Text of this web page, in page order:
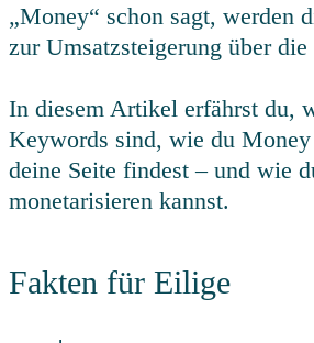
„Money“ schon sagt, werden
zur Umsatzsteigerung über
In diesem Artikel erfährst du,
Keywords sind, wie du
deine Seite findest – und wie
monetarisieren kannst.
Fakten für Eilige